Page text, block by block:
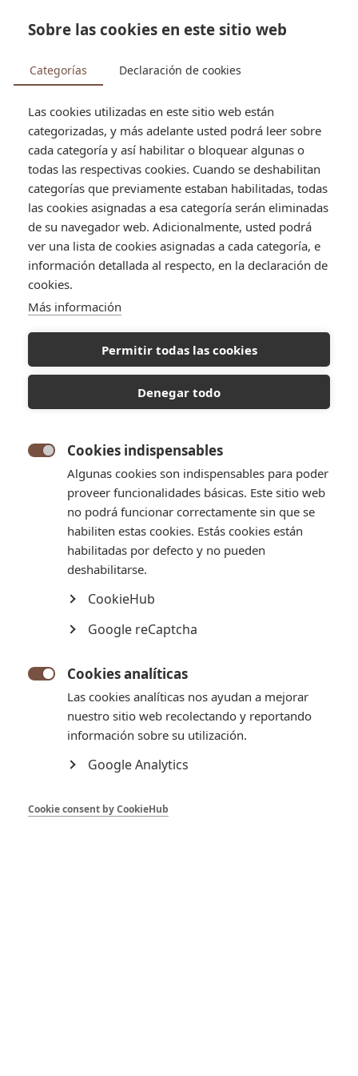

search
Tienda Pastelería Tortas y postres
Pionono dulce
de leche
PIONONO DULCE DE LECHE
hacemos, lo hacemos bien”
Política de entrega
Pulsa para conocer todos los detalles de la política de
envíos
Detalles del producto
Sobre las cookies en este sitio web
Categorías Declaración de cookies
Las cookies utilizadas en este sitio web están
categorizadas, y más adelante usted podrá leer sobre
cada categoría y así habilitar o bloquear algunas o
todas las respectivas cookies. Cuando se deshabilitan
categorías que previamente estaban habilitadas, todas
las cookies asignadas a esa categoría serán eliminadas
de su navegador web. Adicionalmente, usted podrá
ver una lista de cookies asignadas a cada categoría, e
información detallada al respecto, en la declaración de
cookies.
Más información
Permitir todas las cookies
Denegar todo
Cookies indispensables
Algunas cookies son indispensables para poder
proveer funcionalidades básicas. Este sitio web
no podrá funcionar correctamente sin que se
habiliten estas cookies. Estás cookies están
habilitadas por defecto y no pueden
deshabilitarse.
CookieHub
Google reCaptcha
Cookies analíticas
Las cookies analíticas nos ayudan a mejorar
nuestro sitio web recolectando y reportando
información sobre su utilización.
Google Analytics
Cookie consent by CookieHub